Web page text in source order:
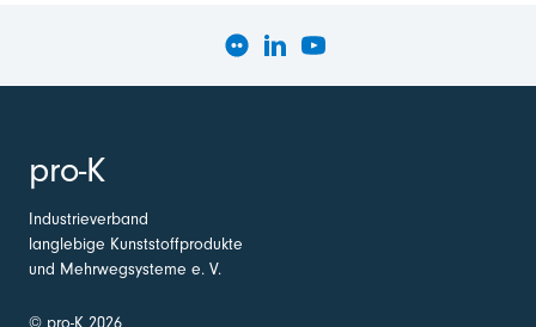
pro-K
Industrieverband
langlebige Kunststoffprodukte
und Mehrwegsysteme e. V.
© pro-K 2026